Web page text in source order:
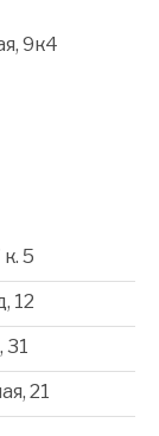
9к4
5
12
31
21